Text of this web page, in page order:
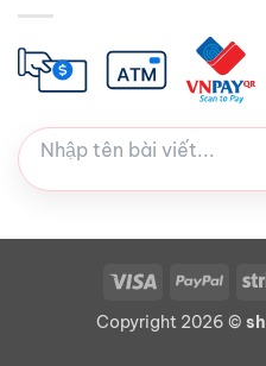
Visa
Copyright 2026 ©